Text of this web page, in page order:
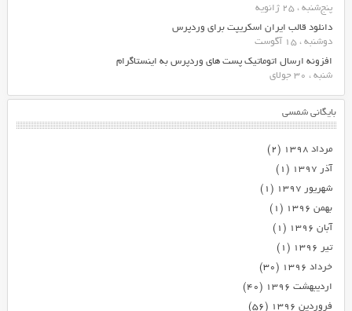
پنج‌شنبه ، 25 ژانویه
دانلود قالب ایران اسکریپت برای وردپرس
دوشنبه ، 15 آگوست
افزونه ارسال اتوماتیک پست های وردپرس به اینستاگرام
شنبه ، 30 جولای
بایگانی شمسی
مرداد ۱۳۹۸
(۲)
آذر ۱۳۹۷
(۱)
شهریور ۱۳۹۷
(۱)
بهمن ۱۳۹۶
(۱)
آبان ۱۳۹۶
(۱)
تیر ۱۳۹۶
(۱)
خرداد ۱۳۹۶
(۳۰)
اردیبهشت ۱۳۹۶
(۴۰)
فروردین ۱۳۹۶
(۵۶)